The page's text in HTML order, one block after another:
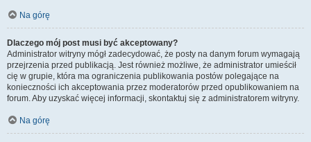
Na górę
Dlaczego mój post musi być akceptowany?
Administrator witryny mógł zadecydować, że posty na danym forum wymagają
przejrzenia przed publikacją. Jest również możliwe, że administrator umieścił
cię w grupie, która ma ograniczenia publikowania postów polegające na
konieczności ich akceptowania przez moderatorów przed opublikowaniem na
forum. Aby uzyskać więcej informacji, skontaktuj się z administratorem witryny.
Na górę